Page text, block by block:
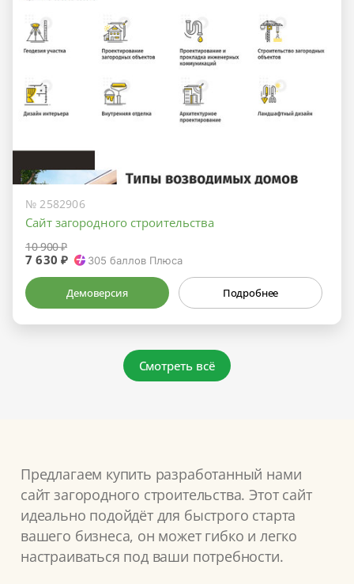
№ 2582906
Сайт загородного строительства
10 900 ₽
7 630 ₽ 305 баллов Плюса
Демоверсия Подробнее
Смотреть всё
Предлагаем купить разработанный нами
сайт загородного строительства. Этот сайт
идеально подойдёт для быстрого старта
вашего бизнеса, он может гибко и легко
настраиваться под ваши потребности.